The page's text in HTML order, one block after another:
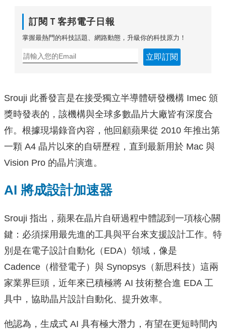
訂閱Ｔ客邦電子日報
掌握最熱門的科技話題、網路動態，升級你的科技原力！
立即訂閱
Srouji 此番發言是在接受獨立半導體研發機構 Imec 頒
獎時發表的，該機構與全球多數晶片大廠皆有深度合
作。根據現場錄音內容，他回顧蘋果從 2010 年推出第
一顆 A4 晶片以來的自研歷程，直到最新用於 Mac 與
Vision Pro 的晶片演進。
AI 將成設計加速器
Srouji 指出，蘋果在晶片自研過程中體認到一項核心關
鍵：必須採用最先進的工具與平台來支援設計工作。特
別是在電子設計自動化（EDA）領域，像是
Cadence（楷登電子）與 Synopsys（新思科技）這兩
家業界巨頭，近年來已積極將 AI 技術整合進 EDA 工
具中，協助晶片設計自動化、提升效率。
他認為，生成式 AI 具有極大潛力，有望在更短時間內